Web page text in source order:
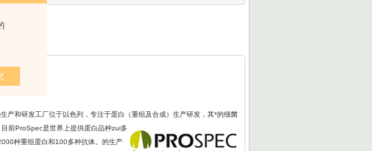
产和研发工厂位于以色列，专注于蛋白（重组及合成）生产研发，其*的细菌
前ProSpec是世界上提供蛋白品种zui多
种重组蛋白和100多种抗体。的生产